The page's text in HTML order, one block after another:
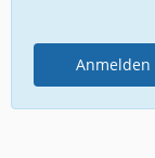
Anmelden